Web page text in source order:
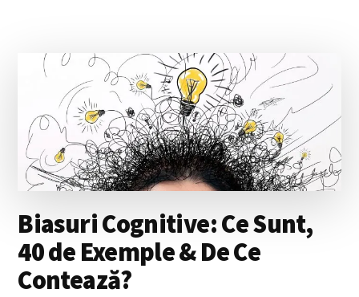
FUNCȚIONEAZĂ
ȘI
DE
CE
ESTE
IMPORTANTĂ
PENTRU
Biasuri Cognitive: Ce Sunt,
40 de Exemple & De Ce
Contează?